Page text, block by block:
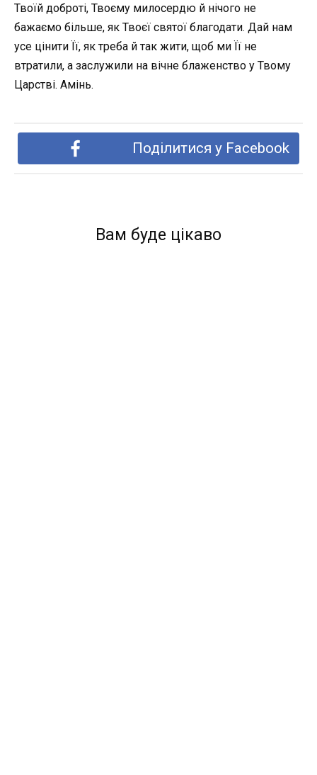
Твоїй доброті, Твоєму милосердю й нічого не
бажаємо більше, як Твоєї святої благодати. Дай нам
усе цінити Її, як треба й так жити, щоб ми Її не
втратили, а заслужили на вічне блаженство у Твому
Царстві. Амінь.
Поділитися у Facebook
Вам буде цікаво